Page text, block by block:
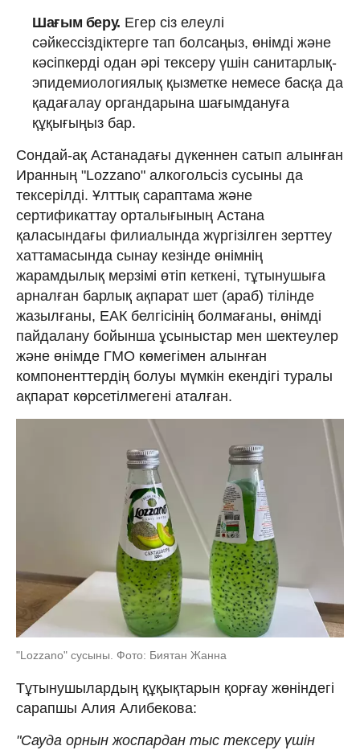
Шағым беру. Егер сіз елеулі
сәйкессіздіктерге тап болсаңыз, өнімді және
кәсіпкерді одан әрі тексеру үшін санитарлық-
эпидемиологиялық қызметке немесе басқа да
қадағалау органдарына шағымдануға
құқығыңыз бар.
Сондай-ақ Астанадағы дүкеннен сатып алынған
Иранның "Lozzano" алкогольсіз сусыны да
тексерілді. Ұлттық сараптама және
сертификаттау орталығының Астана
қаласындағы филиалында жүргізілген зерттеу
хаттамасында сынау кезінде өнімнің
жарамдылық мерзімі өтіп кеткені, тұтынушыға
арналған барлық ақпарат шет (араб) тілінде
жазылғаны, ЕАК белгісінің болмағаны, өнімді
пайдалану бойынша ұсыныстар мен шектеулер
және өнімде ГМО көмегімен алынған
компоненттердің болуы мүмкін екендігі туралы
ақпарат көрсетілмегені аталған.
"Lozzano" сусыны. Фото: Биятан Жанна
Тұтынушылардың құқықтарын қорғау жөніндегі
сарапшы Алия Алибекова:
"Сауда орнын жоспардан тыс тексеру үшін